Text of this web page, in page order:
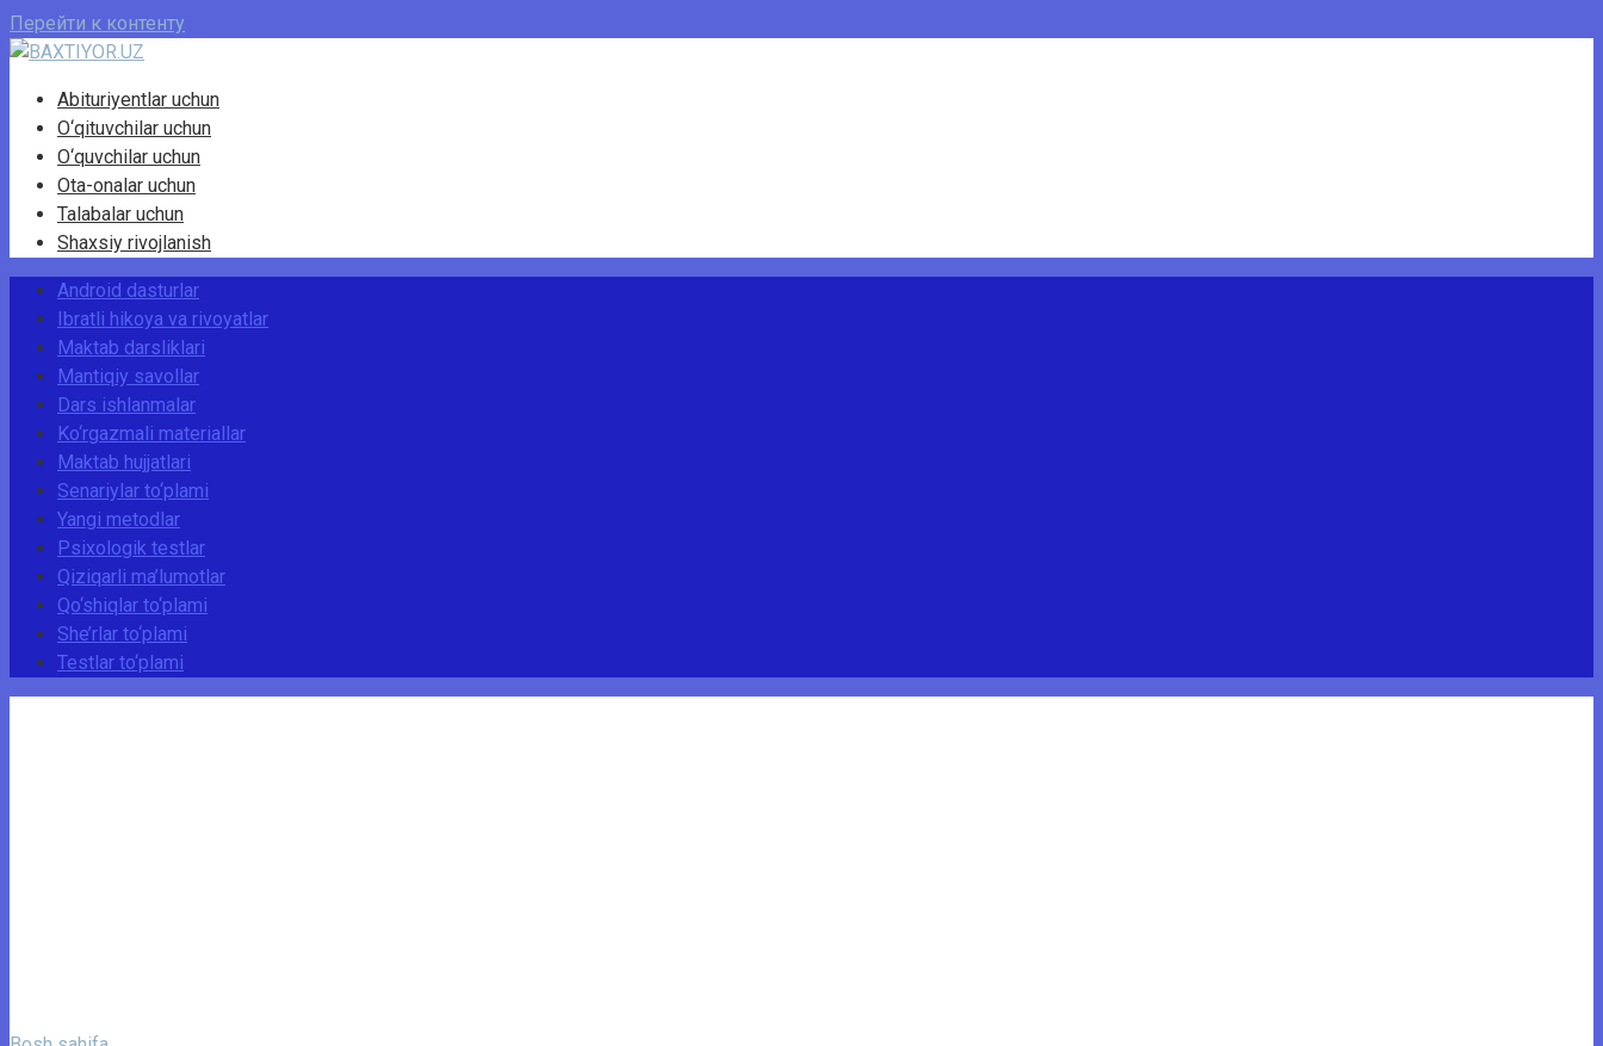
Перейти к контенту
Abituriyentlar uchun
O‘qituvchilar uchun
O‘quvchilar uchun
Ota-onalar uchun
Talabalar uchun
Shaxsiy rivojlanish
Android dasturlar
Ibratli hikoya va rivoyatlar
Maktab darsliklari
Mantiqiy savollar
Dars ishlanmalar
Ko‘rgazmali materiallar
Maktab hujjatlari
Senariylar to‘plami
Yangi metodlar
Psixologik testlar
Qiziqarli ma’lumotlar
Qo‘shiqlar to‘plami
She’rlar to‘plami
Testlar to‘plami